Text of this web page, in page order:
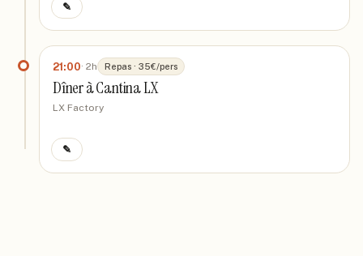
✎
21:00· 2h Repas · 35€/pers
Dîner à Cantina LX
LX Factory
✎